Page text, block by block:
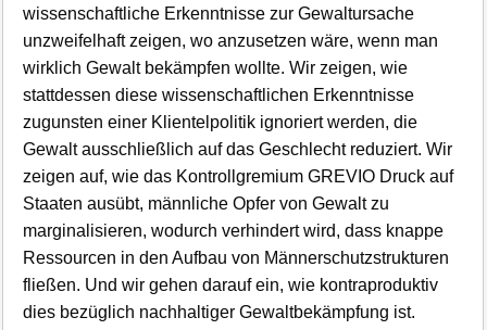
wissenschaftliche Erkenntnisse zur Gewaltursache
unzweifelhaft zeigen, wo anzusetzen wäre, wenn man
wirklich Gewalt bekämpfen wollte. Wir zeigen, wie
stattdessen diese wissenschaftlichen Erkenntnisse
zugunsten einer Klientelpolitik ignoriert werden, die
Gewalt ausschließlich auf das Geschlecht reduziert. Wir
zeigen auf, wie das Kontrollgremium GREVIO Druck auf
Staaten ausübt, männliche Opfer von Gewalt zu
marginalisieren, wodurch verhindert wird, dass knappe
Ressourcen in den Aufbau von Männerschutzstrukturen
fließen. Und wir gehen darauf ein, wie kontraproduktiv
dies bezüglich nachhaltiger Gewaltbekämpfung ist.